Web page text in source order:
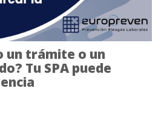
un trámite o un
Tu SPA puede